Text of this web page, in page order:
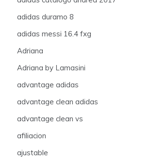
adidas duramo 8
adidas messi 16.4 fxg
Adriana
Adriana by Lamasini
advantage adidas
advantage clean adidas
advantage clean vs
afiliacion
ajustable